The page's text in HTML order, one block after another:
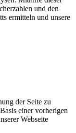
und den
ermitteln und unsere
der Seite zu
einer vorherigen
Webseite